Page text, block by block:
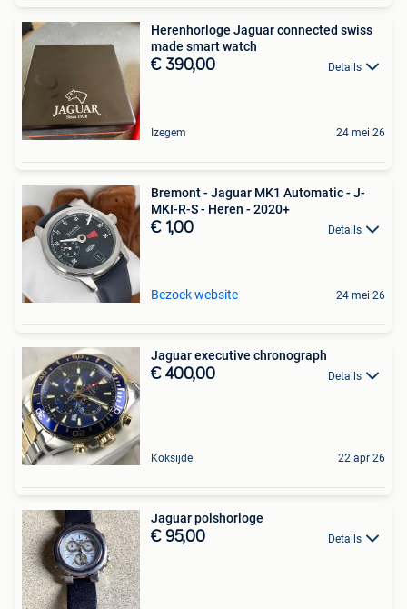
Herenhorloge Jaguar connected swiss
made smart watch
€ 390,00 Details
Izegem 24 mei 26
Bremont - Jaguar MK1 Automatic - J-
MKI-R-S - Heren - 2020+
€ 1,00 Details
Bezoek website 24 mei 26
Jaguar executive chronograph
€ 400,00 Details
Koksijde 22 apr 26
Jaguar polshorloge
€ 95,00 Details